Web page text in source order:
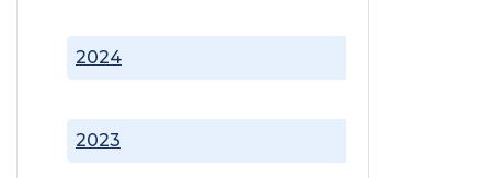
2023
2024